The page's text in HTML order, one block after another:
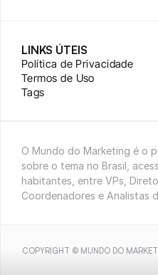
LINKS ÚTEIS
Política de Privacidade
Termos de Uso
Tags
O Mundo do Marketing é o
sobre o tema no Brasil,
habitantes, entre VPs,
Coordenadores e Analistas
COPYRIGHT © MUNDO DO